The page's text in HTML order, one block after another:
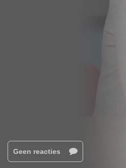
Geen reacties